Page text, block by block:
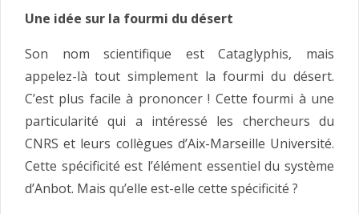
Une idée sur la fourmi du désert
Son nom scientifique est Cataglyphis, mais
appelez-là tout simplement la fourmi du désert.
C’est plus facile à prononcer ! Cette fourmi à une
particularité qui a intéressé les chercheurs du
CNRS et leurs collègues d’Aix-Marseille Université.
Cette spécificité est l’élément essentiel du système
d’Anbot. Mais qu’elle est-elle cette spécificité ?